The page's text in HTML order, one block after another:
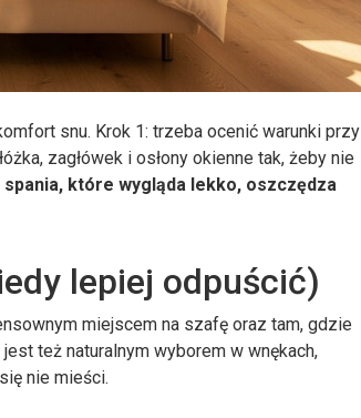
snu. Krok 1: trzeba ocenić warunki przy
zagłówek i osłony okienne tak, żeby nie
które wygląda lekko, oszczędza
lepiej odpuścić)
miejscem na szafę oraz tam, gdzie
też naturalnym wyborem w wnękach,
nie mieści.